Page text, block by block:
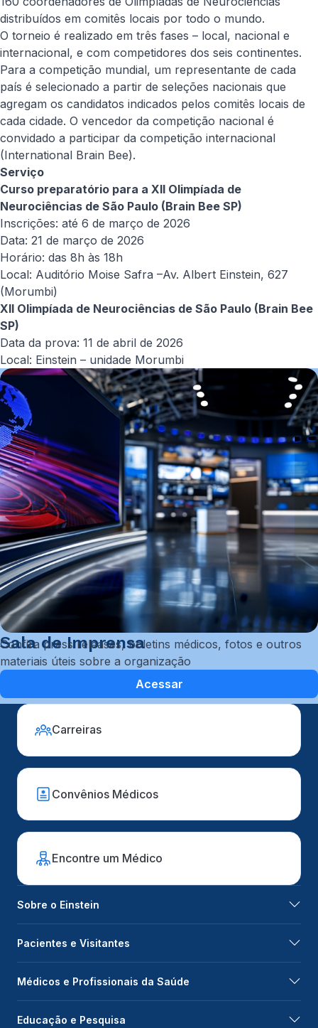
distribuídos em comitês locais por todo o mundo.
O torneio é realizado em três fases – local, nacional e
internacional, e com competidores dos seis continentes.
Para a competição mundial, um representante de cada
país é selecionado a partir de seleções nacionais que
agregam os candidatos indicados pelos comitês locais de
cada cidade. O vencedor da competição nacional é
convidado a participar da competição internacional
(International Brain Bee).
Serviço
Curso preparatório para a XII Olimpíada de
Neurociências de São Paulo (Brain Bee SP)
Inscrições: até 6 de março de 2026
Data: 21 de março de 2026
Horário: das 8h às 18h
Local: Auditório Moise Safra –Av. Albert Einstein, 627
(Morumbi)
XII Olimpíada de Neurociências de São Paulo (Brain Bee
SP)
Data da prova: 11 de abril de 2026
Local: Einstein – unidade Morumbi
Sala de Imprensa
Confira press releases, boletins médicos, fotos e outros
materiais úteis sobre a organização
Acessar
Carreiras
Convênios Médicos
Encontre um Médico
Sobre o Einstein
Pacientes e Visitantes
Médicos e Profissionais da Saúde
Educação e Pesquisa